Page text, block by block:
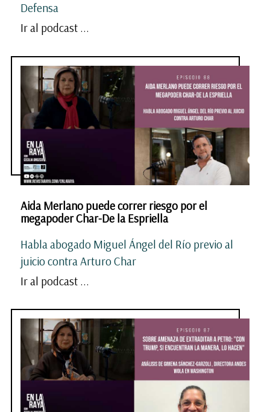
Defensa
Ir al podcast ...
Aida Merlano puede correr riesgo por el
megapoder Char-De la Espriella
Habla abogado Miguel Ángel del Río previo al
juicio contra Arturo Char
Ir al podcast ...